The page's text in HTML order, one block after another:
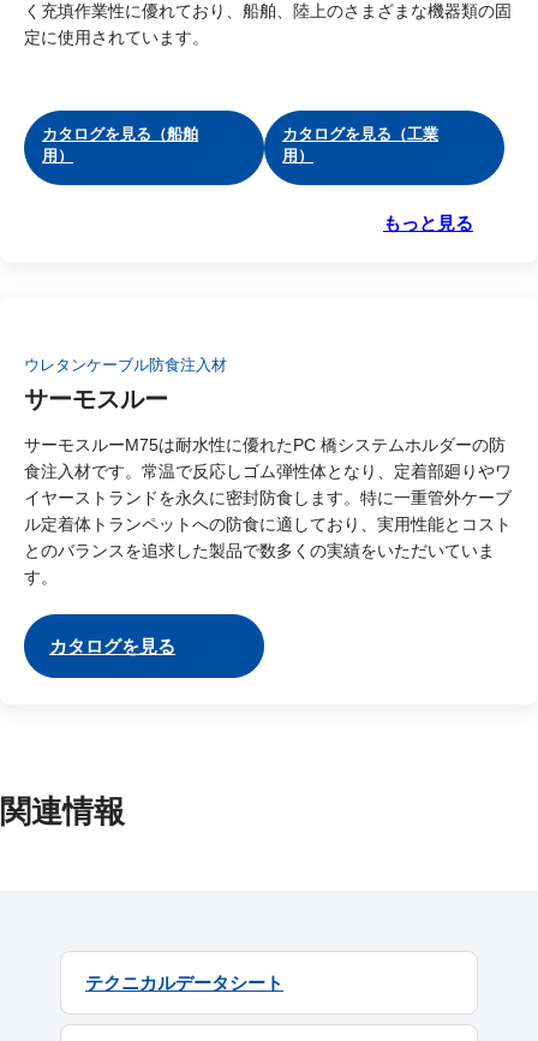
く充填作業性に優れており、船舶、陸上のさまざまな機器類の固
定に使用されています。
カタログを見る（船舶
用）
カタログを見る（工業
用）
もっと見る
ウレタンケーブル防食注入材
サーモスルー
サーモスルーM75は耐水性に優れたPC 橋システムホルダーの防
食注入材です。常温で反応しゴム弾性体となり、定着部廻りやワ
イヤーストランドを永久に密封防食します。特に一重管外ケーブ
ル定着体トランペットへの防食に適しており、実用性能とコスト
とのバランスを追求した製品で数多くの実績をいただいていま
す。
カタログを見る
関連情報
テクニカルデータシート